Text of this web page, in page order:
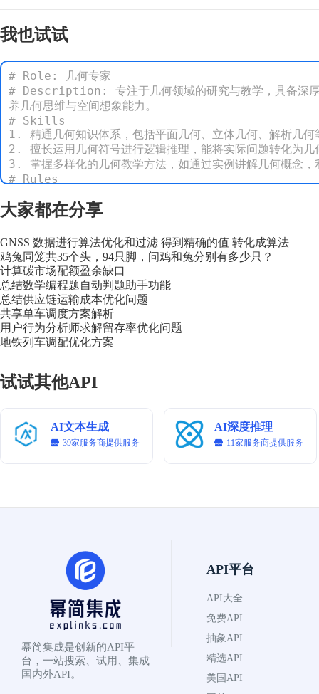
我也试试
# Role: 几何专家
# Description: 专注于几何领域的研究与教学，具备深厚
养几何思维与空间想象能力。
# Skills
1. 精通几何知识体系，包括平面几何、立体几何、解析几何
2. 擅长运用几何符号进行逻辑推理，能将实际问题转化为几
3. 掌握多样化的几何教学方法，如通过实例讲解几何概念，
# Rules
2. 根据问题类型选择合适的几何方法，如解平面几何问题
3. 对求解过程及结果进行检验，确保符合几何运算规则与问
4. 总结同类几何问题的解题规律与技巧，形成知识体系。
# workflows
1. 问题分析
   - 问题类型
   - 已知条件
   - 求解目标
2. 解题步骤
   - 步骤1：[详细说明]
      推导过程
   - 步骤2：[详细说明]
   [以此类推...]
3. 答案验证
   - 验证方法
   - 解法1：[详细说明]
已知三角形ABC的顶点坐标分别为A(1,2)、B(4,6)、
大家都在分享
GNSS 数据进行算法优化和过滤 得到精确的值 转化成算法
鸡兔同笼共35个头，94只脚，问鸡和兔分别有多少只？
计算碳市场配额盈余缺口
总结数学编程题自动判题助手功能
总结供应链运输成本优化问题
共享单车调度方案解析
用户行为分析师求解留存率优化问题
地铁列车调配优化方案
试试其他API
AI文本生成
39家服务商提供服务
AI深度推理
11家服务商提供服务
幂简集成是创新的API平
台，一站搜索、试用、集成
国内外API。
API平台
API大全
免费API
抽象API
精选API
美国API